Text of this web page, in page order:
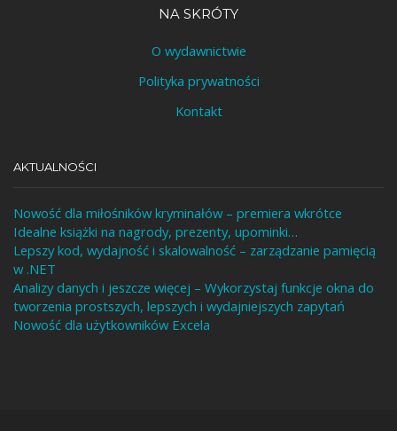
NA SKRÓTY
O wydawnictwie
Polityka prywatności
Kontakt
AKTUALNOŚCI
Nowość dla miłośników kryminałów – premiera wkrótce
Idealne książki na nagrody, prezenty, upominki…
Lepszy kod, wydajność i skalowalność – zarządzanie pamięcią
w .NET
Analizy danych i jeszcze więcej – Wykorzystaj funkcje okna do
tworzenia prostszych, lepszych i wydajniejszych zapytań
Nowość dla użytkowników Excela